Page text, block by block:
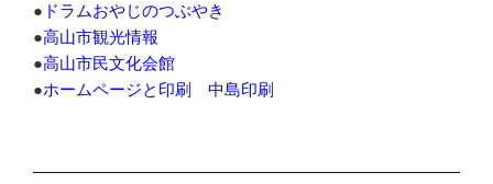
● ドラムおやじのつぶやき
●高山市観光情報
●高山市民文化会館
●ホームページと印刷 中島印刷